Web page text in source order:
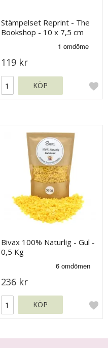
Stämpelset Reprint - The
Bookshop - 10 x 7,5 cm
119 kr
KÖP
Bivax 100% Naturlig - Gul -
0,5 Kg
236 kr
KÖP